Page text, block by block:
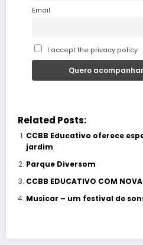
Email
I accept the privacy policy
Related Posts:
CCBB Educativo oferece
jardim
Parque Diversom
CCBB EDUCATIVO COM
Musicar – um festival de